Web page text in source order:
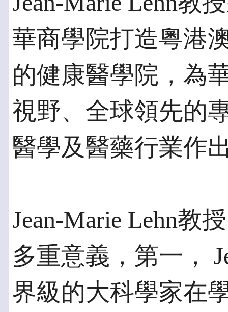
華商學院打造粵港
的健康醫學院，為
視野、全球領先的
醫學及醫藥行業作
Jean-Marie Lehn教
多重意義，第一，
界級的大科學家在